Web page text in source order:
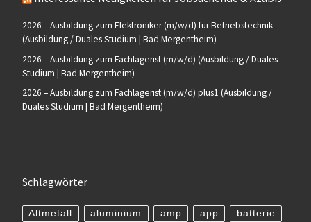
2026 – Ausbildung zum Elektroniker (m/w/d) für Betriebstechnik
(Ausbildung / Duales Studium | Bad Mergentheim)
2026 – Ausbildung zum Fachlagerist (m/w/d) (Ausbildung / Duales
Studium | Bad Mergentheim)
2026 – Ausbildung zum Fachlagerist (m/w/d) plus1 (Ausbildung /
Duales Studium | Bad Mergentheim)
Schlagwörter
Altmetall aluminium amp app batterie